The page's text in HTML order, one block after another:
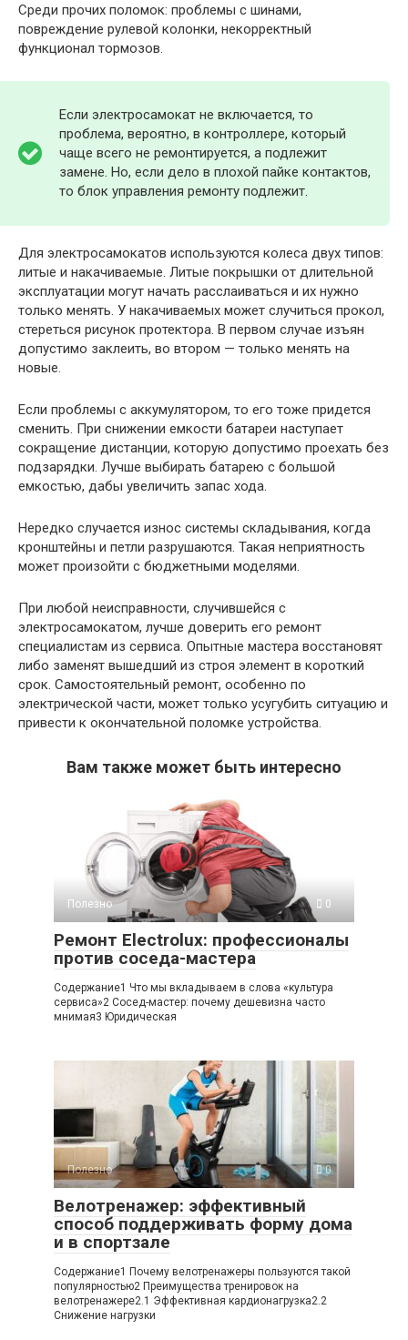
Среди прочих поломок: проблемы с шинами,
повреждение рулевой колонки, некорректный
функционал тормозов.
Если электросамокат не включается, то
проблема, вероятно, в контроллере, который
чаще всего не ремонтируется, а подлежит
замене. Но, если дело в плохой пайке контактов,
то блок управления ремонту подлежит.
Для электросамокатов используются колеса двух типов:
литые и накачиваемые. Литые покрышки от длительной
эксплуатации могут начать расслаиваться и их нужно
только менять. У накачиваемых может случиться прокол,
стереться рисунок протектора. В первом случае изъян
допустимо заклеить, во втором — только менять на
новые.
Если проблемы с аккумулятором, то его тоже придется
сменить. При снижении емкости батареи наступает
сокращение дистанции, которую допустимо проехать без
подзарядки. Лучше выбирать батарею с большой
емкостью, дабы увеличить запас хода.
Нередко случается износ системы складывания, когда
кронштейны и петли разрушаются. Такая неприятность
может произойти с бюджетными моделями.
При любой неисправности, случившейся с
электросамокатом, лучше доверить его ремонт
специалистам из сервиса. Опытные мастера восстановят
либо заменят вышедший из строя элемент в короткий
срок. Самостоятельный ремонт, особенно по
электрической части, может только усугубить ситуацию и
привести к окончательной поломке устройства.
Вам также может быть интересно
Полезно 0
Ремонт Electrolux: профессионалы
против соседа-мастера
Содержание1 Что мы вкладываем в слова «культура
сервиса»2 Сосед-мастер: почему дешевизна часто
мнимая3 Юридическая
Полезно 0
Велотренажер: эффективный
способ поддерживать форму дома
и в спортзале
Содержание1 Почему велотренажеры пользуются такой
популярностью2 Преимущества тренировок на
велотренажере2.1 Эффективная кардионагрузка2.2
Снижение нагрузки